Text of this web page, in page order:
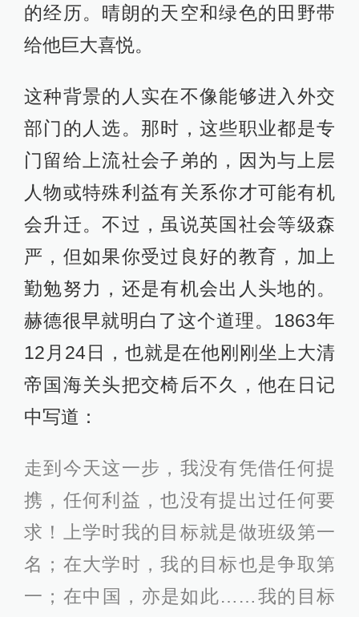
的经历。晴朗的天空和绿色的田野带
给他巨大喜悦。
这种背景的人实在不像能够进入外交
部门的人选。那时，这些职业都是专
门留给上流社会子弟的，因为与上层
人物或特殊利益有关系你才可能有机
会升迁。不过，虽说英国社会等级森
严，但如果你受过良好的教育，加上
勤勉努力，还是有机会出人头地的。
赫德很早就明白了这个道理。1863年
12月24日，也就是在他刚刚坐上大清
帝国海关头把交椅后不久，他在日记
中写道：
走到今天这一步，我没有凭借任何提
携，任何利益，也没有提出过任何要
求！上学时我的目标就是做班级第一
名；在大学时，我的目标也是争取第
一；在中国，亦是如此……我的目标